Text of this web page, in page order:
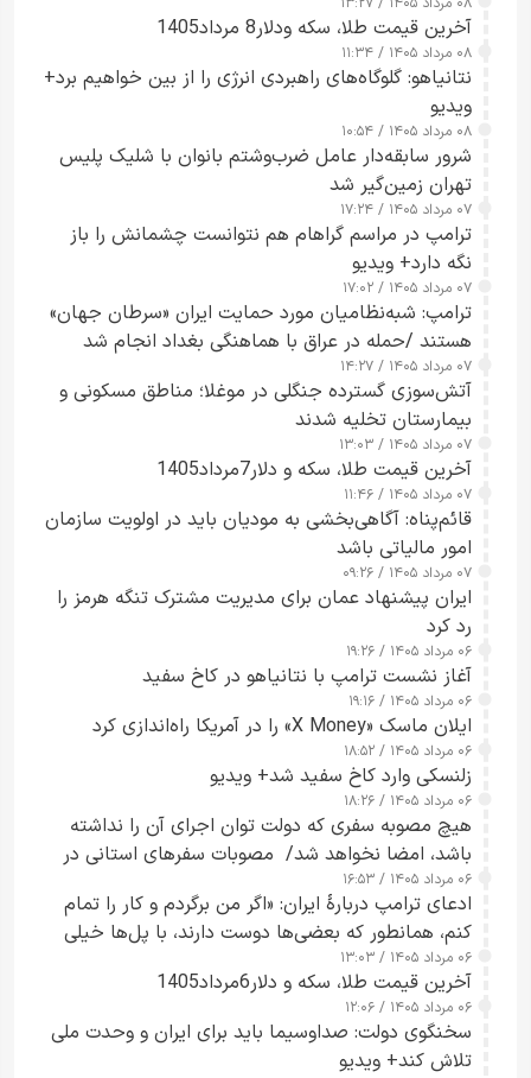
آخرین قیمت طلا، سکه ودلار8 مرداد1405
۰۸ مرداد ۱۴۰۵ / ۱۱:۳۴
نتانیاهو: گلوگاه‌های راهبردی انرژی را از بین خواهیم برد+
ویدیو
۰۸ مرداد ۱۴۰۵ / ۱۰:۵۴
شرور سابقه‌دار عامل ضرب‌وشتم بانوان با شلیک پلیس
تهران زمین‌گیر شد
۰۷ مرداد ۱۴۰۵ / ۱۷:۲۴
ترامپ در مراسم گراهام هم نتوانست چشمانش را باز
نگه دارد+ ویدیو
۰۷ مرداد ۱۴۰۵ / ۱۷:۰۲
ترامپ: شبه‌نظامیان مورد حمایت ایران «سرطان جهان»
هستند /حمله در عراق با هماهنگی بغداد انجام شد
۰۷ مرداد ۱۴۰۵ / ۱۴:۲۷
آتش‌سوزی گسترده جنگلی در موغلا؛ مناطق مسکونی و
بیمارستان تخلیه شدند
۰۷ مرداد ۱۴۰۵ / ۱۳:۰۳
آخرین قیمت طلا، سکه و دلار7مرداد1405
۰۷ مرداد ۱۴۰۵ / ۱۱:۴۶
قائم‌پناه: آگاهی‌بخشی به مودیان باید در اولویت سازمان
امور مالیاتی باشد
۰۷ مرداد ۱۴۰۵ / ۰۹:۲۶
ایران پیشنهاد عمان برای مدیریت مشترک تنگه هرمز را
رد کرد
۰۶ مرداد ۱۴۰۵ / ۱۹:۲۶
آغاز نشست ترامپ با نتانیاهو در کاخ سفید
۰۶ مرداد ۱۴۰۵ / ۱۹:۱۶
ایلان ماسک «X Money» را در آمریکا راه‌اندازی کرد
۰۶ مرداد ۱۴۰۵ / ۱۸:۵۲
زلنسکی وارد کاخ سفید شد+ ویدیو
۰۶ مرداد ۱۴۰۵ / ۱۸:۲۶
هیچ مصوبه سفری که دولت توان اجرای آن را نداشته
باشد، امضا نخواهد شد/ مصوبات سفرهای استانی در
چارچوب قانون بودجه است+ عکس
۰۶ مرداد ۱۴۰۵ / ۱۶:۵۳
ادعای ترامپ دربارهٔ ایران: «اگر من برگردم و کار را تمام
کنم، همانطور که بعضی‌ها دوست دارند، با پل‌ها خیلی
راحت می‌توانم بیشتر پل‌هایشان را در کمتر از یک
ساعت از بین ببرم+ ویدیو
۰۶ مرداد ۱۴۰۵ / ۱۳:۰۳
آخرین قیمت طلا، سکه و دلار6مرداد1405
۰۶ مرداد ۱۴۰۵ / ۱۲:۰۶
سخنگوی دولت: صداوسیما باید برای ایران و وحدت ملی
تلاش کند+ ویدیو